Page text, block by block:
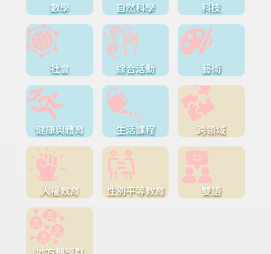
數學 自然科學 科技
社會 綜合活動 藝術
健康與體育 生活課程 跨領域
人權教育 性別平等教育 雙語